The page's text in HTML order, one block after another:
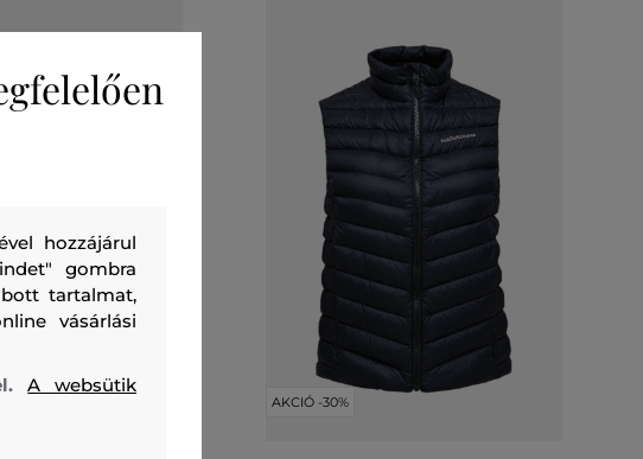
AKCIÓ -30%
hozzájárul
gombra
tartalmat,
vásárlási
A websütik